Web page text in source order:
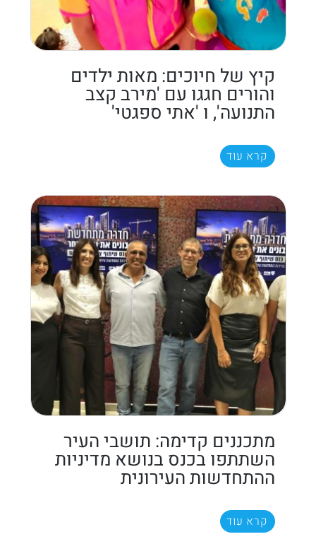
קיץ של חיוכים: מאות ילדים
והורים חגגו עם 'מירב קצב
התנועה', ו 'אתי ספגטי'
קרא עוד
מתכננים קדימה: תושבי העיר
השתתפו בכנס בנושא מדיניות
ההתחדשות העירונית
קרא עוד